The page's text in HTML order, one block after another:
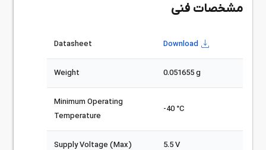
مشخصات فنی
Datasheet Download
Weight 0.051655 g
Minimum Operating
Temperature
-40 °C
Supply Voltage (Max) 5.5 V